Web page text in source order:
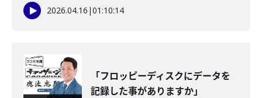
2026.04.16 |01:10:14
「フロッピーディスクにデータを
記録した事がありますか」